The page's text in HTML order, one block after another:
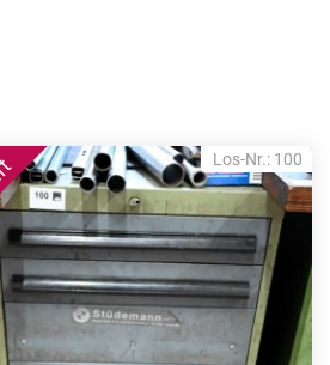
Los-Nr.: 100